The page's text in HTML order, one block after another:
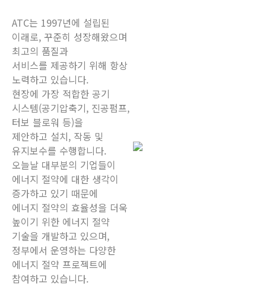
ATC는 1997년에 설립된
이래로, 꾸준히 성장해왔으며
최고의 품질과
서비스를 제공하기 위해 항상
노력하고 있습니다.
현장에 가장 적합한 공기
시스템(공기압축기, 진공펌프,
터보 블로워 등)을
제안하고 설치, 작동 및
유지보수를 수행합니다.
오늘날 대부분의 기업들이
에너지 절약에 대한 생각이
증가하고 있기 때문에
에너지 절약의 효율성을 더욱
높이기 위한 에너지 절약
기술을 개발하고 있으며,
정부에서 운영하는 다양한
에너지 절약 프로젝트에
참여하고 있습니다.